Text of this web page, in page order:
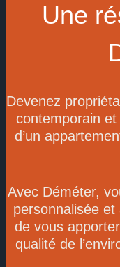
Une
Devenez
contemporain et
d’un
Avec Déméter,
personnalisée
de vous
qualité de